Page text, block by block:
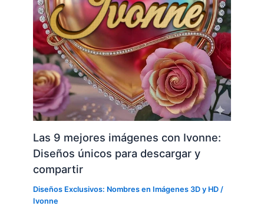
Las 9 mejores imágenes con Ivonne:
Diseños únicos para descargar y
compartir
Diseños Exclusivos: Nombres en Imágenes 3D y HD /
Ivonne